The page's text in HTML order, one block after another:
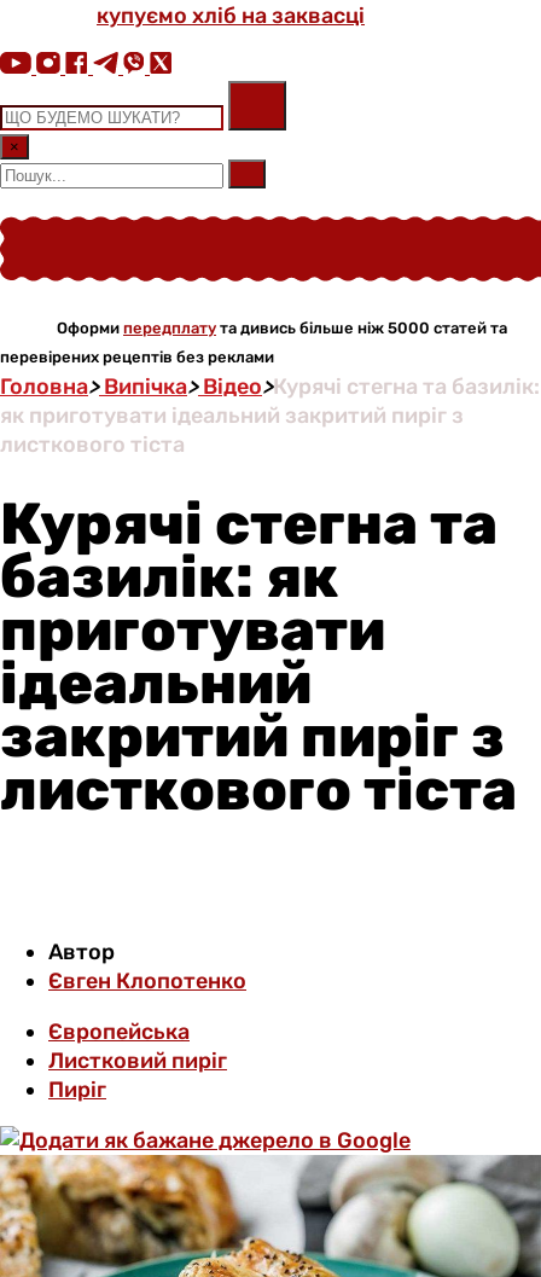
купуємо хліб на заквасці
×
Оформи передплату та дивись більше ніж 5000 статей та
перевірених рецептів без реклами
Головна>Випічка>Відео>Курячі стегна та базилік:
як приготувати ідеальний закритий пиріг з
листкового тіста
Курячі стегна та
базилік: як
приготувати
ідеальний
закритий пиріг з
листкового тіста
Автор
Євген Клопотенко
Європейська
Листковий пиріг
Пиріг